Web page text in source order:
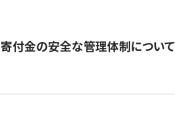
寄付金の安全な管理体制について